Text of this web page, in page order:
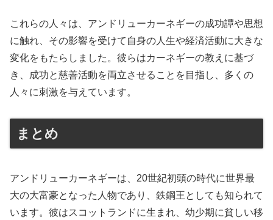
これらの人々は、アンドリューカーネギーの成功譚や思想
に触れ、その影響を受けて自身の人生や経済活動に大きな
変化をもたらしました。彼らはカーネギーの教えに基づ
き、成功と慈善活動を両立させることを目指し、多くの
人々に刺激を与えています。
まとめ
アンドリューカーネギーは、20世紀初頭の時代に世界最
大の大富豪となった人物であり、鉄鋼王としても知られて
います。彼はスコットランドに生まれ、幼少期に貧しい移